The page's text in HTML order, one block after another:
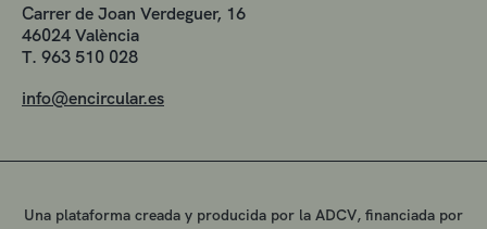
Carrer de Joan Verdeguer, 16
46024 València
T. 963 510 028
info@encircular.es
Una plataforma creada y producida por la ADCV, financiada por